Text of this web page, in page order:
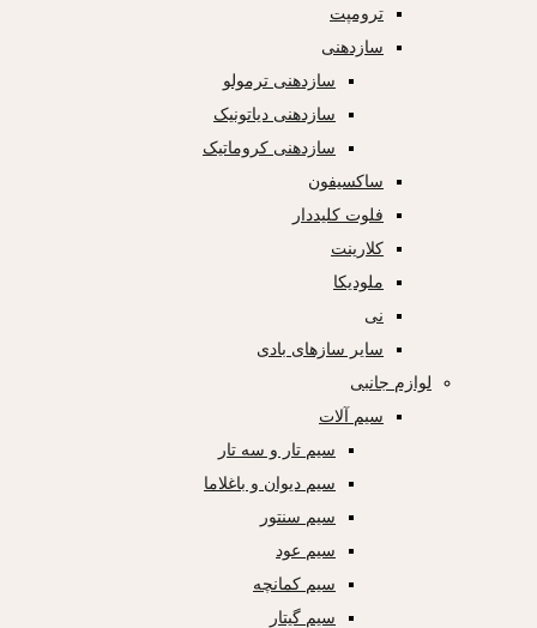
ترومپت
سازدهنی
سازدهنی ترمولو
سازدهنی دیاتونیک
سازدهنی کروماتیک
ساکسیفون
فلوت کلیددار
کلارینت
ملودیکا
نی
سایر سازهای بادی
لوازم جانبی
سیم آلات
سیم تار و سه تار
سیم دیوان و باغلاما
سیم سنتور
سیم عود
سیم کمانچه
سیم گیتار